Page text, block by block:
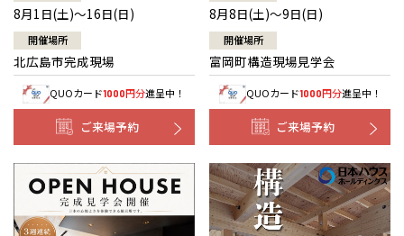
企業理念
会社概要
事業部紹介
IR情報
木材調達指針
8月1日(土)～16日(日)
開催場所
北広島市完成現場
QUOカード1000円分進呈中！
ご来場予約
8月8日(土)～9日(日)
開催場所
富岡町構造現場見学会
QUOカード1000円分進呈中！
ご来場予約